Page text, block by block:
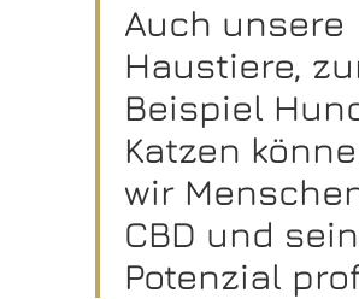
Auch unsere
Haustiere,
Beispiel
Katzen
wir
CBD und
Potenzial